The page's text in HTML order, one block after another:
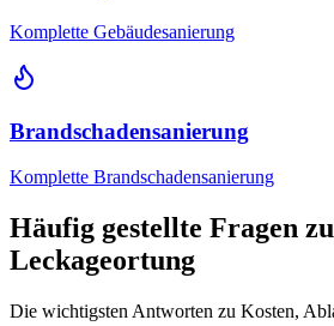
Komplette Gebäudesanierung
Brandschadensanierung
Komplette Brandschadensanierung
Häufig gestellte Fragen
Leckageortung
Die wichtigsten Antworten zu Kosten,